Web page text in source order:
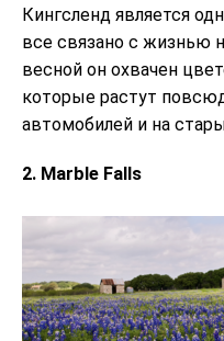
Кингсленд является
все связано с жизнью
весной он охвачен
которые растут
автомобилей и на
2. Marble Falls